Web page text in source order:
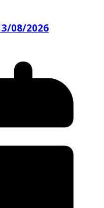
08/2026